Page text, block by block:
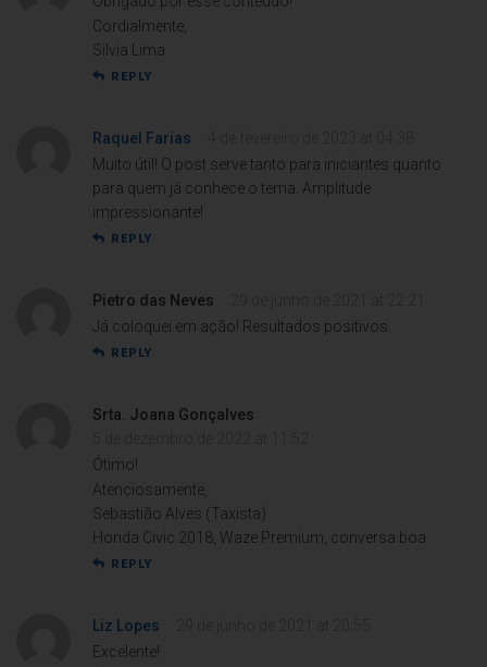
Cordialmente,
Silvia Lima
REPLY
Raquel Farias
Muito útil! O post serve tanto para iniciantes quanto
para quem já conhece o tema. Amplitude
impressionante!
REPLY
Pietro das Neves
Já coloquei em ação! Resultados positivos.
REPLY
Srta. Joana Gonçalves
Ótimo!
Atenciosamente,
Sebastião Alves (Taxista)
Honda Civic 2018, Waze Premium, conversa boa
REPLY
Liz Lopes
Excelente!